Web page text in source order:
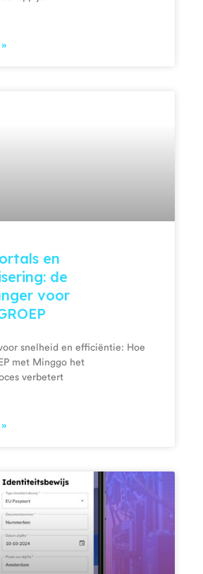
en
de
voor
snelheid en efficiëntie: Hoe
met Minggo het
verbetert